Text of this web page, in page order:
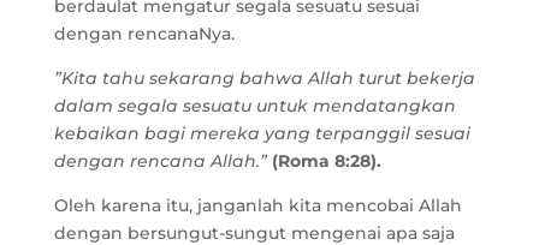
berdaulat mengatur segala sesuatu sesuai
dengan rencanaNya.
”Kita tahu sekarang bahwa Allah turut bekerja
dalam segala sesuatu untuk mendatangkan
kebaikan bagi mereka yang terpanggil sesuai
dengan rencana Allah.” (Roma 8:28).
Oleh karena itu, janganlah kita mencobai Allah
dengan bersungut-sungut mengenai apa saja